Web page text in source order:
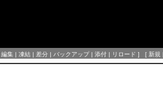
編集 | 凍結 | 差分 | バックアップ| 添付 | リロード ] [ 新規